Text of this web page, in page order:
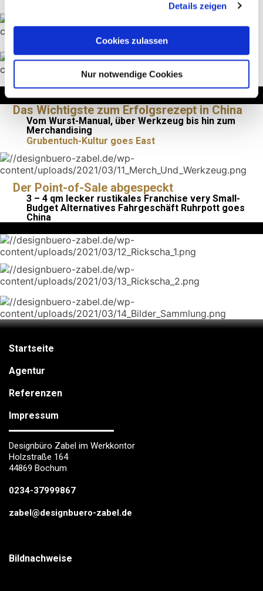
Details zeigen
Cookies zulassen
Nur notwendige Cookies
Das Wichtigste zum Erfolgsrezept in China
Vom Wurst-Manual, über Werkzeug bis hin zum
Merchandising
Grubentuch-Kultur goes East
Der Point-of-Sale abgespeckt
3 – 4 qm lecker rustikales Franchise very Small-
Budget Alternatives Fahrgeschäft Ruhrpott goes
China
Startseite
Agentur
Referenzen
Impressum
Designbüro Zabel im Werkkontor
Holzstraße 164
44869 Bochum
0234-37999867
zabel@designbuero-zabel.de
Bildnachweise